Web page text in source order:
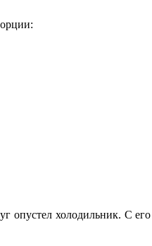
опустел холодильник. С